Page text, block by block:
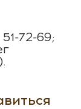
72-69;